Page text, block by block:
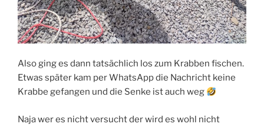
Also ging es dann tatsächlich los zum Krabben fischen.
Etwas später kam per WhatsApp die Nachricht keine
Krabbe gefangen und die Senke ist auch weg
Naja wer es nicht versucht der wird es wohl nicht